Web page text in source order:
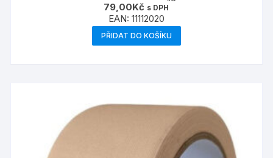
79,00Kč s DPH
EAN: 11112020
PŘIDAT DO KOŠÍKU